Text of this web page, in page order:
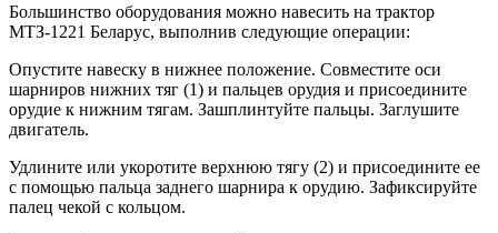
Большинство оборудования можно навесить на трактор
МТЗ-1221 Беларус, выполнив следующие операции:
Опустите навеску в нижнее положение. Совместите оси
шарниров нижних тяг (1) и пальцев орудия и присоедините
орудие к нижним тягам. Зашплинтуйте пальцы. Заглушите
двигатель.
Удлините или укоротите верхнюю тягу (2) и присоедините ее
с помощью пальца заднего шарнира к орудию. Зафиксируйте
палец чекой с кольцом.